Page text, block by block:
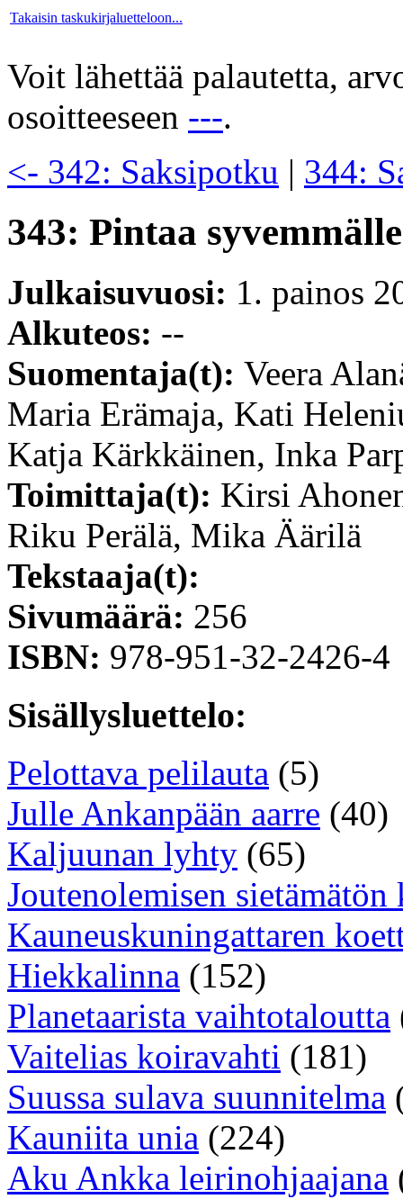
Takaisin taskukirjaluetteloon...
Voit lähettää palautetta,
osoitteeseen ---.
<- 342: Saksipotku | 344:
343: Pintaa syvemmälle
Julkaisuvuosi: 1. painos
Alkuteos: --
Suomentaja(t): Veera
Maria Erämaja, Kati
Katja Kärkkäinen, Inka
Toimittaja(t): Kirsi
Riku Perälä, Mika Äärilä
Tekstaaja(t):
Sivumäärä: 256
ISBN: 978-951-32-2426-4
Sisällysluettelo:
Pelottava pelilauta (5)
Julle Ankanpään aarre (40)
Kaljuunan lyhty (65)
Joutenolemisen sietämätön
Kauneuskuningattaren
Hiekkalinna (152)
Planetaarista vaihtotaloutta
Vaitelias koiravahti (181)
Suussa sulava suunnitelma
Kauniita unia (224)
Aku Ankka leirinohjaajana